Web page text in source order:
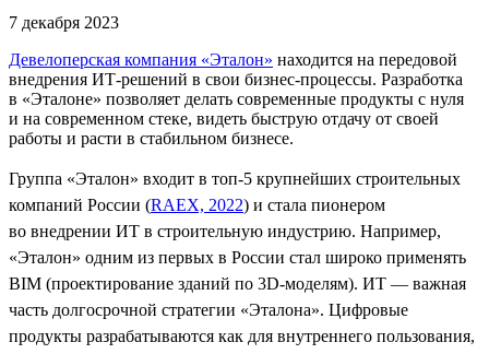
7 декабря 2023
Девелоперская компания «Эталон» находится на передовой
внедрения ИТ-решений в свои бизнес-процессы. Разработка
в «Эталоне» позволяет делать современные продукты с нуля
и на современном стеке, видеть быструю отдачу от своей
работы и расти в стабильном бизнесе.
Группа «Эталон» входит в топ-5 крупнейших строительных
компаний России (RAEX, 2022) и стала пионером
во внедрении ИТ в строительную индустрию. Например,
«Эталон» одним из первых в России стал широко применять
BIM (проектирование зданий по 3D-моделям). ИТ — важная
часть долгосрочной стратегии «Эталона». Цифровые
продукты разрабатываются как для внутреннего пользования,